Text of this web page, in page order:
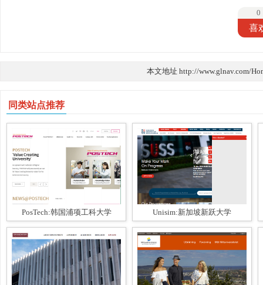
0
喜
本文地址 http://www.glnav.com/
同类站点推荐
PosTech:韩国浦项工科大学 Unisim:新加坡新跃大学